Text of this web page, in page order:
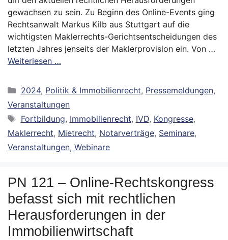
gewachsen zu sein. Zu Beginn des Online-Events ging
Rechtsanwalt Markus Kilb aus Stuttgart auf die
wichtigsten Maklerrechts-Gerichtsentscheidungen des
letzten Jahres jenseits der Maklerprovision ein. Von …
Weiterlesen …
Kategorien
2024, Politik & Immobilienrecht, Pressemeldungen,
Veranstaltungen
Schlagwörter
Fortbildung, Immobilienrecht, IVD, Kongresse,
Maklerrecht, Mietrecht, Notarverträge, Seminare,
Veranstaltungen, Webinare
PN 121 – Online-Rechtskongress
befasst sich mit rechtlichen
Herausforderungen in der
Immobilienwirtschaft